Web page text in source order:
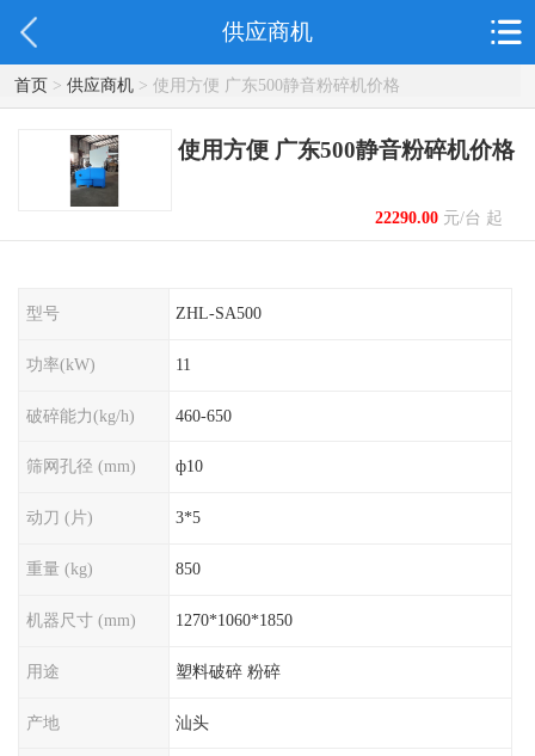
供应商机
首页> 供应商机> 使用方便 广东500静音粉碎机价格
使用方便 广东500静音粉碎机价格
22290.00元/台 起
型号 ZHL-SA500
功率(kW) 11
破碎能力(kg/h) 460-650
筛网孔径 (mm) ф10
动刀 (片) 3*5
重量 (kg) 850
机器尺寸 (mm) 1270*1060*1850
用途 塑料破碎 粉碎
产地 汕头